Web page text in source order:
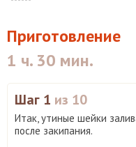
Приготовление
1 ч. 30 мин.
Шаг 1 из 10
Итак, утиные шейки
после закипания.